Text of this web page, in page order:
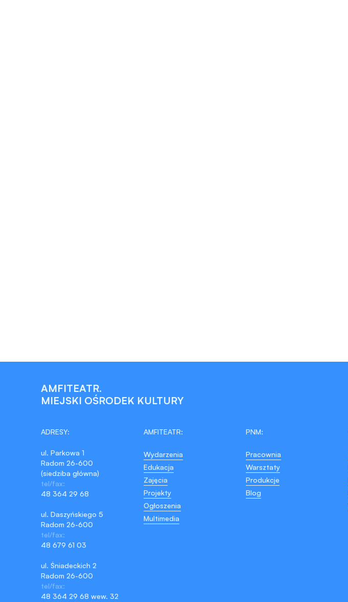
AMFITEATR.
MIEJSKI OŚRODEK KULTURY
ADRESY:
ul. Parkowa 1
Radom 26-600
(siedziba główna)
tel/fax:
48 364 29 68
ul. Daszyńskiego 5
Radom 26-600
tel/fax:
48 679 61 03
ul. Śniadeckich 2
Radom 26-600
tel/fax:
48 364 29 68 wew. 32
AMFITEATR:
Wydarzenia
Edukacja
Zajęcia
Projekty
Ogłoszenia
Multimedia
PNM:
Pracownia
Warsztaty
Produkcje
Blog